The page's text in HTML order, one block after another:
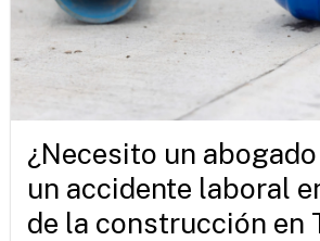
¿Necesito un
un accidente laboral
de la construcción en